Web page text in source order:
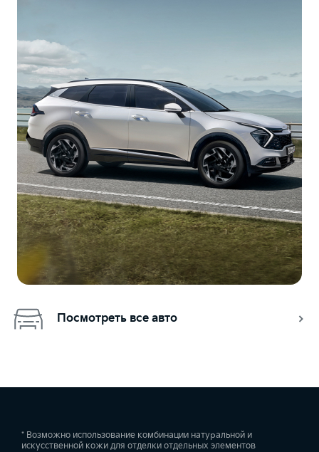
Посмотреть все авто
* Возможно использование комбинации натуральной и
искусственной кожи для отделки отдельных элементов